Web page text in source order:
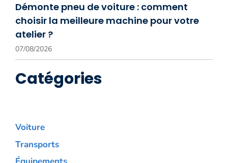
Démonte pneu de voiture : comment
choisir la meilleure machine pour votre
atelier ?
07/08/2026
Catégories
Voiture
Transports